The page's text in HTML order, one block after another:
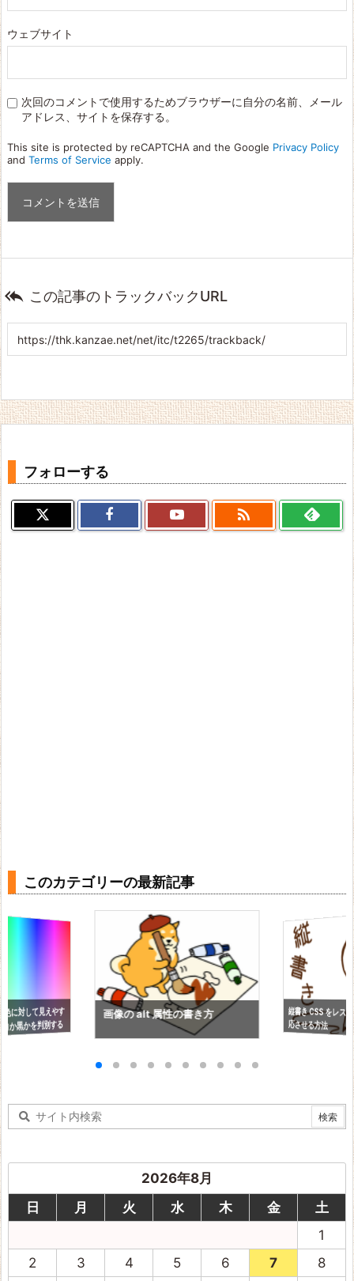
ウェブサイト
次回のコメントで使用するためブラウザーに自分の名前、メール
アドレス、サイトを保存する。
This site is protected by reCAPTCHA and the Google Privacy Policy
and Terms of Service apply.
 この記事のトラックバックURL
フォローする

このカテゴリーの最新記事
に対して見えやす
か黒かを判別する
画像の alt 属性の書き方 縦書き CSS をレス
応させる方法
2026年8月
日
月 火 水 木 金
土
1
2
3 4 5 6 7
8